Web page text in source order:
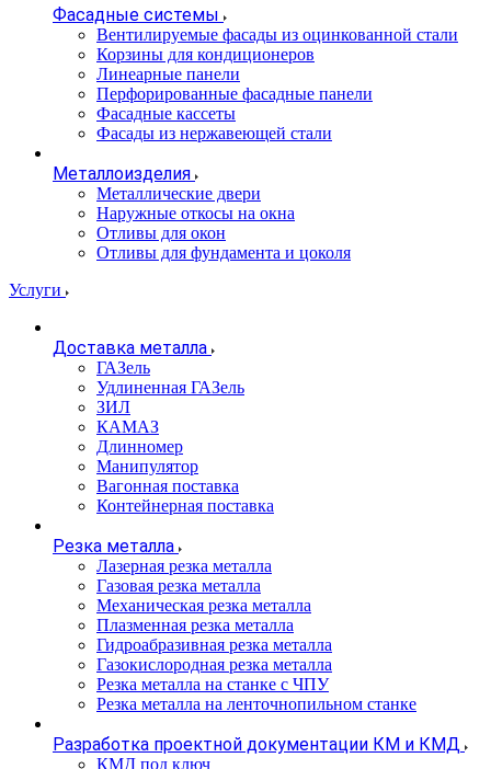
Фасадные системы
Вентилируемые фасады из оцинкованной стали
Корзины для кондиционеров
Линеарные панели
Перфорированные фасадные панели
Фасадные кассеты
Фасады из нержавеющей стали
Металлоизделия
Металлические двери
Наружные откосы на окна
Отливы для окон
Отливы для фундамента и цоколя
Услуги
Доставка металла
ГАЗель
Удлиненная ГАЗель
ЗИЛ
КАМАЗ
Длинномер
Манипулятор
Вагонная поставка
Контейнерная поставка
Резка металла
Лазерная резка металла
Газовая резка металла
Механическая резка металла
Плазменная резка металла
Гидроабразивная резка металла
Газокислородная резка металла
Резка металла на станке с ЧПУ
Резка металла на ленточнопильном станке
Разработка проектной документации КМ и КМД
КМД под ключ